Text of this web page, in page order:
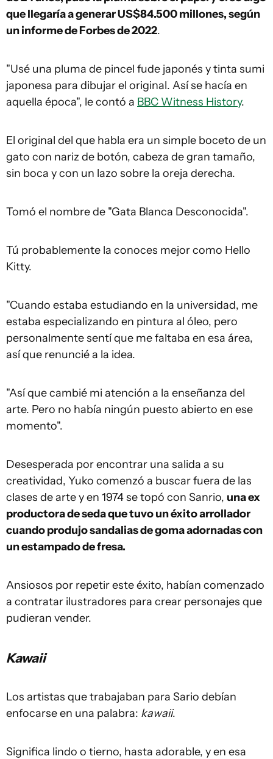
que llegaría a generar US$84.500 millones, según
un informe de Forbes de 2022.
"Usé una pluma de pincel fude japonés y tinta sumi
japonesa para dibujar el original. Así se hacía en
aquella época", le contó a BBC Witness History.
El original del que habla era un simple boceto de un
gato con nariz de botón, cabeza de gran tamaño,
sin boca y con un lazo sobre la oreja derecha.
Tomó el nombre de "Gata Blanca Desconocida".
Tú probablemente la conoces mejor como Hello
Kitty.
"Cuando estaba estudiando en la universidad, me
estaba especializando en pintura al óleo, pero
personalmente sentí que me faltaba en esa área,
así que renuncié a la idea.
"Así que cambié mi atención a la enseñanza del
arte. Pero no había ningún puesto abierto en ese
momento".
Desesperada por encontrar una salida a su
creatividad, Yuko comenzó a buscar fuera de las
clases de arte y en 1974 se topó con Sanrio, una ex
productora de seda que tuvo un éxito arrollador
cuando produjo sandalias de goma adornadas con
un estampado de fresa.
Ansiosos por repetir este éxito, habían comenzado
a contratar ilustradores para crear personajes que
pudieran vender.
Kawaii
Los artistas que trabajaban para Sario debían
enfocarse en una palabra: kawaii.
Significa lindo o tierno, hasta adorable, y en esa